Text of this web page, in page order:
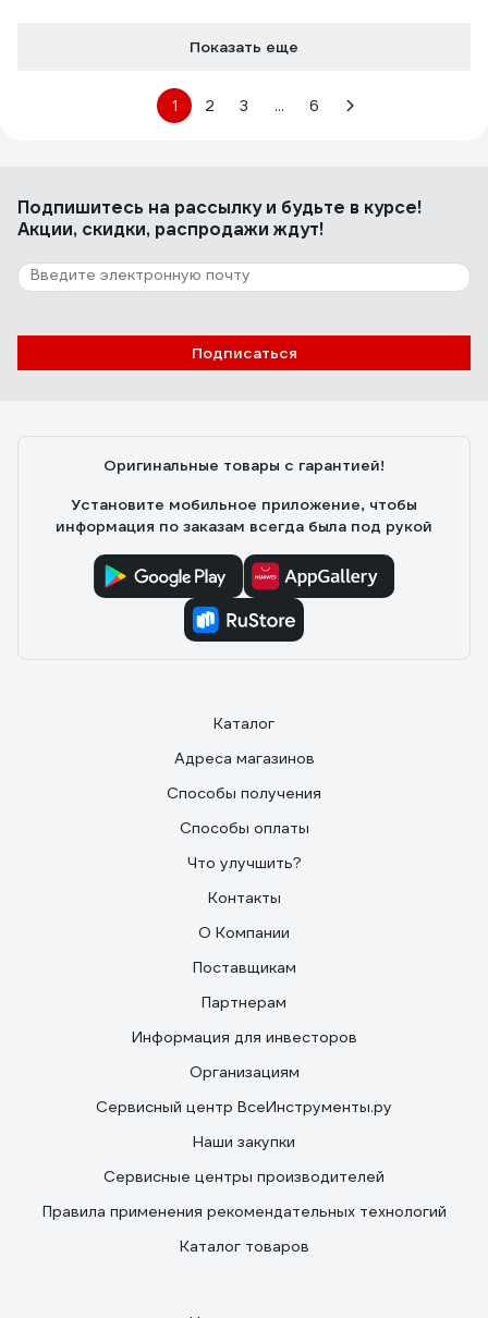
Показать еще
1 2 3 ... 6
Подпишитесь на рассылкуи будьте в курсе!
Акции, скидки, распродажи ждут!
Подписаться
Оригинальные товары с гарантией!
Установите мобильное приложение, чтобы
информация по заказам всегда была под рукой
Каталог
Адреса магазинов
Способы получения
Способы оплаты
Что улучшить?
Контакты
О Компании
Поставщикам
Партнерам
Информация для инвесторов
Организациям
Сервисный центр ВсеИнструменты.ру
Наши закупки
Сервисные центры производителей
Правила применения рекомендательных технологий
Каталог товаров